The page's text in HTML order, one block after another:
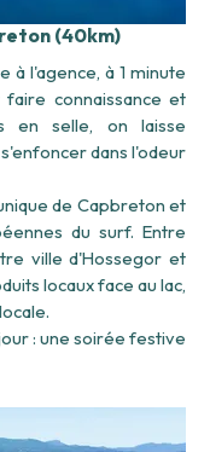
(40km)
à l'agence, à 1 minute
connaissance et
en selle, on laisse
dans l'odeur
de Capbreton et
du surf. Entre
ville d'Hossegor et
locaux face au lac,
: une soirée festive